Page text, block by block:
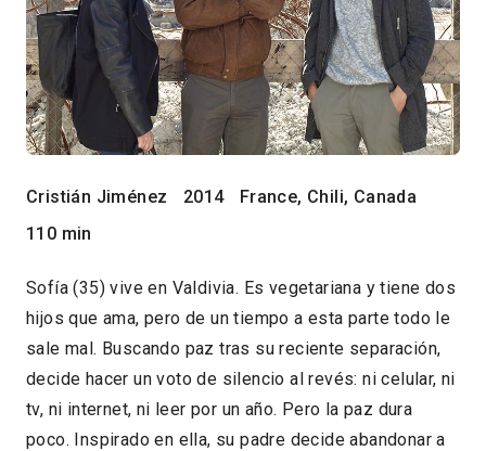
Cristián Jiménez 2014
France, Chili, Canada
110 min
Sofía (35) vive en Valdivia. Es vegetariana y tiene dos
hijos que ama, pero de un tiempo a esta parte todo le
sale mal. Buscando paz tras su reciente separación,
decide hacer un voto de silencio al revés: ni celular, ni
tv, ni internet, ni leer por un año. Pero la paz dura
poco. Inspirado en ella, su padre decide abandonar a